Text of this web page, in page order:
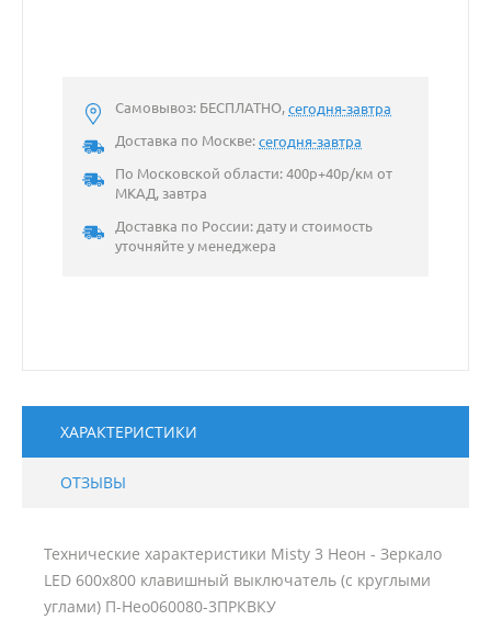
Самовывоз: БЕСПЛАТНО,сегодня-завтра
Доставка по Москве:сегодня-завтра
По Московской области: 400р+40р/км от
МКАД, завтра
Доставка по России: дату и стоимость
уточняйте у менеджера
ХАРАКТЕРИСТИКИ
ОТЗЫВЫ
Технические характеристики Misty 3 Неон - Зеркало
LED 600х800 клавишный выключатель (с круглыми
углами) П-Нео060080-3ПРКВКУ